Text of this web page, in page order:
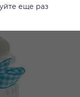
еще раз